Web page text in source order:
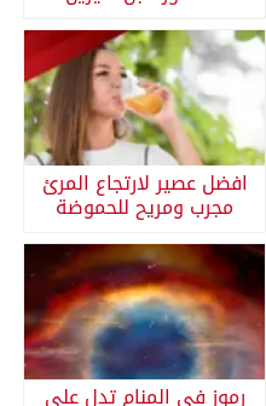
افضل عصير لارتجاع المرئ
مجرب ومريح للحموضة
رموز في المنام تدل على